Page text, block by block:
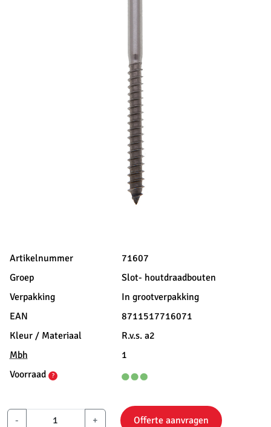
Artikelnummer
71607
Groep
Slot- houtdraadbouten
Verpakking
In grootverpakking
EAN
8711517716071
Kleur / Materiaal
R.v.s. a2
Mbh
1
Voorraad
?
- + Offerte aanvragen